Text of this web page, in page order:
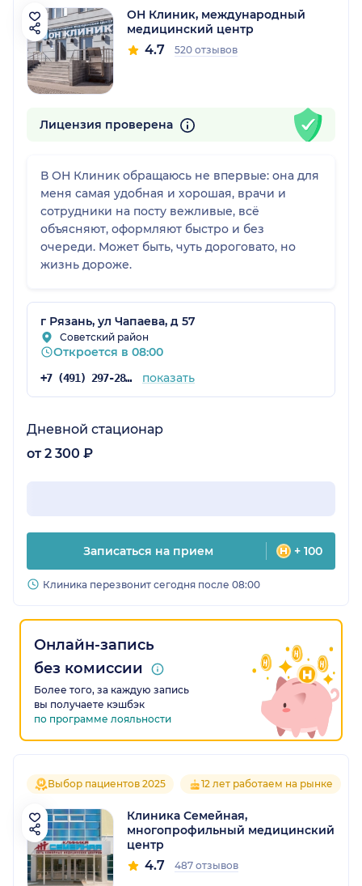
ОН Клиник, международный
медицинский центр
4.7 520 отзывов
Лицензия проверена
В ОН Клиник обращаюсь не впервые: она для
меня самая удобная и хорошая, врачи и
сотрудники на посту вежливые, всё
объясняют, оформляют быстро и без
очереди. Может быть, чуть дороговато, но
жизнь дороже.
г Рязань, ул Чапаева, д 57
Советский район
Откроется в 08:00
+7 (491) 297-28-31 показать
Дневной стационар
от 2 300 ₽
Записаться на прием + 100
Клиника перезвонит сегодня после 08:00
Онлайн-запись
без комиссии
Более того, за каждую запись
вы получаете кэшбэк
по программе лояльности
Выбор пациентов 2025 12 лет работаем на рынке
Клиника Семейная,
многопрофильный медицинский
центр
4.7 487 отзывов